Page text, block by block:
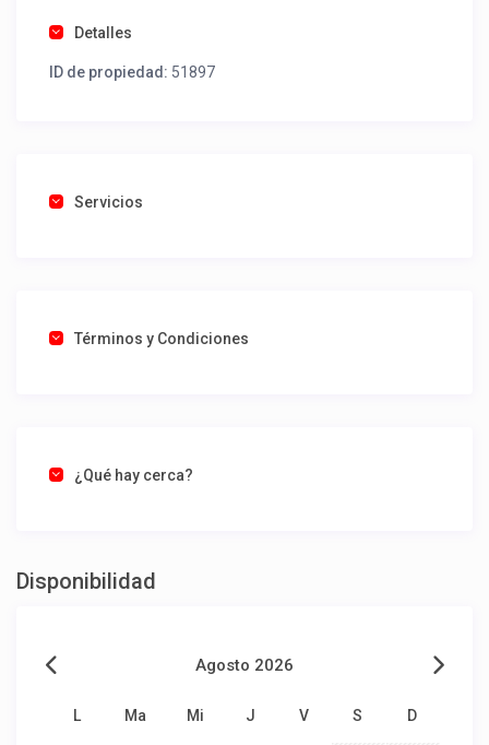
Detalles
ID de propiedad: 51897
Servicios
Términos y Condiciones
¿Qué hay cerca?
Disponibilidad
Agosto 2026
L Ma Mi J V S D